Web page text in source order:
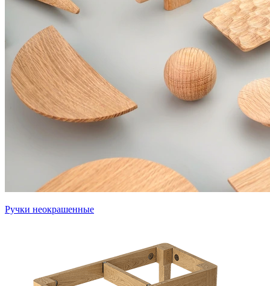
Ручки неокрашенные